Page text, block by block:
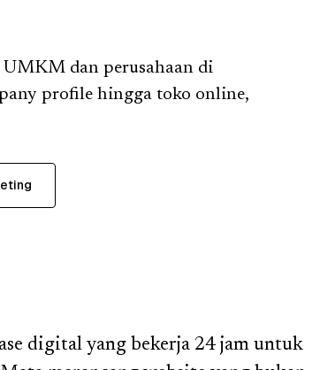
dan perusahaan di
profile hingga toko online,
digital yang bekerja 24 jam untuk